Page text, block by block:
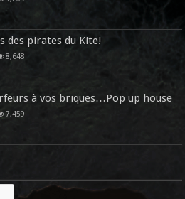
des pirates du Kite!
8,648
à vos briques…Pop up house
7,459